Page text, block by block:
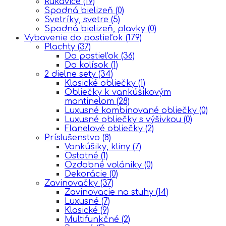
Spodná bielizeň (0)
Svetríky, svetre (5)
Spodná bielizeň, plavky (0)
Vybavenie do postieľok (179)
Plachty (37)
Do postieľok (36)
Do kolísok (1)
2 dielne sety (34)
Klasické obliečky (1)
Obliečky k vankúšikovým
mantinelom (28)
Luxusné kombinované obliečky (0)
Luxusné obliečky s výšivkou (0)
Flanelové obliečky (2)
Príslušenstvo (8)
Vankúšiky, kliny (7)
Ostatné (1)
Ozdobné volániky (0)
Dekorácie (0)
Zavinovačky (37)
Zavinovacie na stuhy (14)
Luxusné (7)
Klasické (9)
Multifunkčné (2)